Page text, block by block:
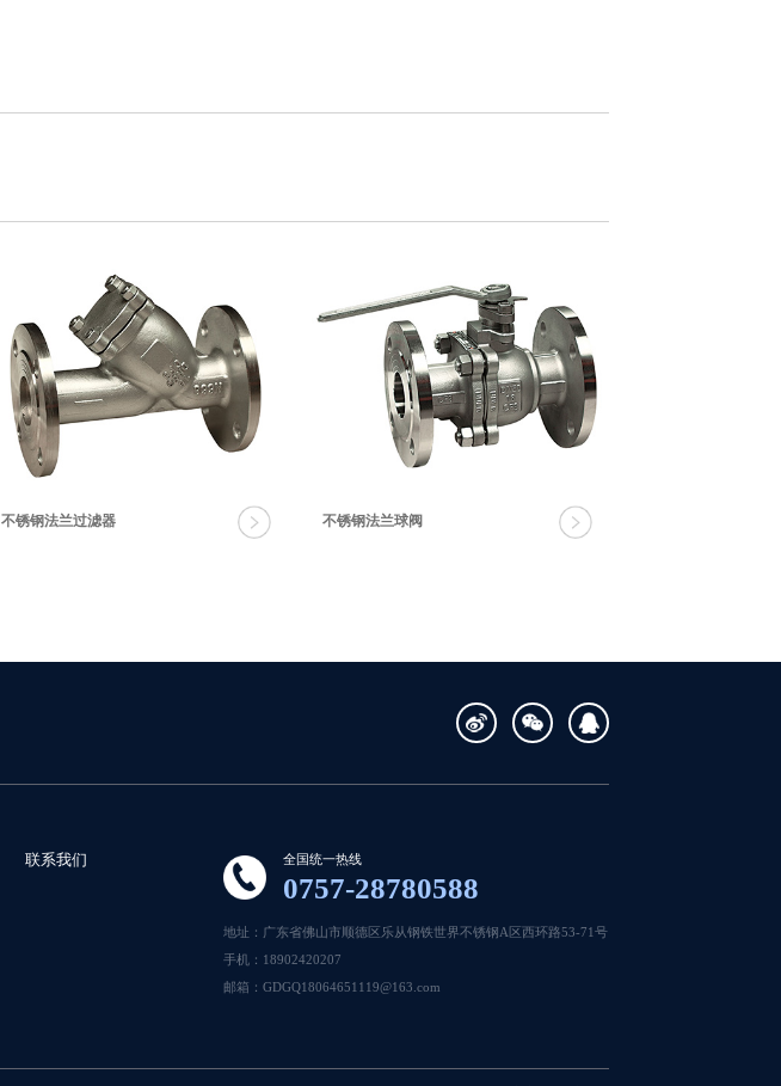
不锈钢法兰过滤器 不锈钢法兰球阀
联系我们 全国统一热线
0757-28780588
地址：广东省佛山市顺德区乐从钢铁世界不锈钢A区西环路53-71号
手机：18902420207
邮箱：GDGQ18064651119@163.com